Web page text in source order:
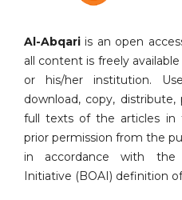
Al-Abqari is an open
all content is freely
or his/her institution.
download, copy,
full texts of the articles in
prior permission from the
in accordance with the
Initiative (BOAI) definition